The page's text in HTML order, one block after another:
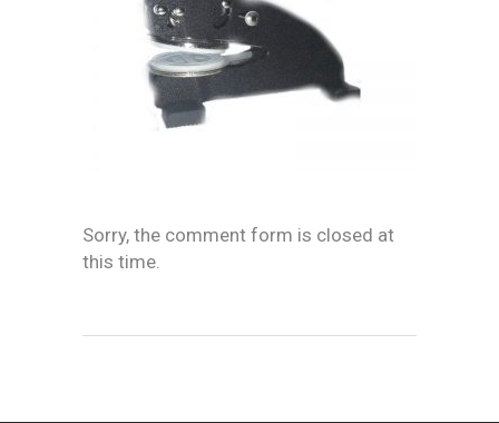
Sorry, the comment form is closed at
this time.